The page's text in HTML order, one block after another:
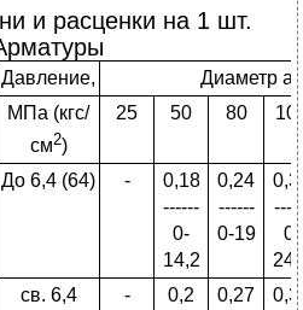
и расценки на 1 шт.
Давление,
Диаметр
МПа (кгс/
см2)
25 50 80
До 6,4 (64) -
0,18
------
0-
14,2
0,24
------
0-19
0-
св. 6,4
-
0,2
0,27